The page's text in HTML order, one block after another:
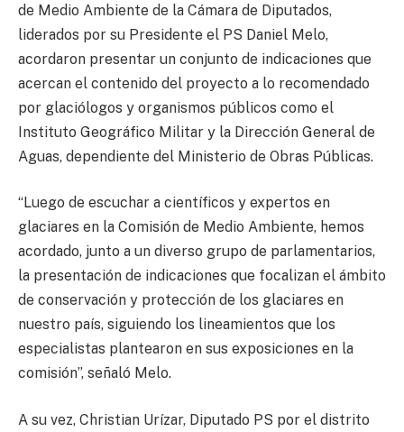
de Medio Ambiente de la Cámara de Diputados,
liderados por su Presidente el PS Daniel Melo,
acordaron presentar un conjunto de indicaciones que
acercan el contenido del proyecto a lo recomendado
por glaciólogos y organismos públicos como el
Instituto Geográfico Militar y la Dirección General de
Aguas, dependiente del Ministerio de Obras Públicas.
“Luego de escuchar a científicos y expertos en
glaciares en la Comisión de Medio Ambiente, hemos
acordado, junto a un diverso grupo de parlamentarios,
la presentación de indicaciones que focalizan el ámbito
de conservación y protección de los glaciares en
nuestro país, siguiendo los lineamientos que los
especialistas plantearon en sus exposiciones en la
comisión”, señaló Melo.
A su vez, Christian Urízar, Diputado PS por el distrito